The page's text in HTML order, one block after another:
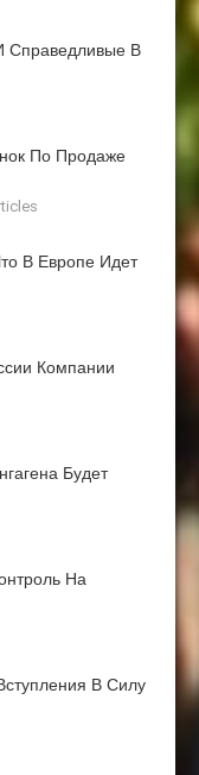
В
По Продаже
В Европе Идет
Компании
Будет
На
В Силу